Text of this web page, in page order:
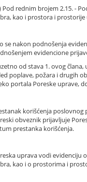
Pod rednim brojem 2.15. -
kao i prostora i
se nakon podnošenja
evidencione
od stava 1. ovog
poplave, požara i drugih
portala Poreske uprave,
korišćenja
obveznik prijavljuje
prestanka korišćenja.
uprava vodi evidenciju
kao i o prostorima i